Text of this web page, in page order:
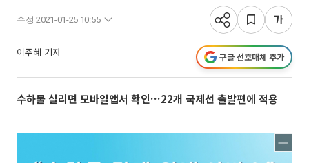
수정 2021-01-25 10:55
이주혜 기자 구글 선호매체 추가
수하물 실리면 모바일앱서 확인…22개 국제선 출발편에 적용